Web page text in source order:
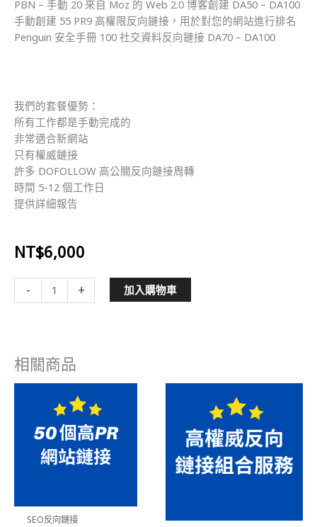
PBN – 手動 20 來自 Moz 的 Web 2.0 博客創建 DA50 – DA100
手動創建 55 PR9 高權限反向鏈接，用於對您的網站進行排名
Penguin 安全手冊 100 社交資料反向鏈接 DA70 – DA100
我們的套餐優勢：
所有工作都是手動完成的
非常適合新網站
只有權威鏈接
許多 DOFOLLOW 高公關反向鏈接周轉
時間 5-12 個工作日
提供詳細報告
NT$6,000
-
網
劃
數
+ 加入購物車
相關商品
SEO反向鏈接